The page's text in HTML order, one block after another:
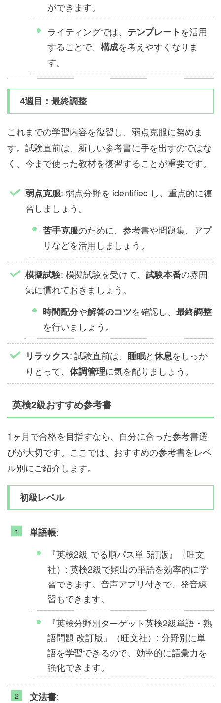
ができます。
ライティングでは、 テンプレートを活用
することで、 構成を考えやすくなりま
す。
4週目：最終調整
これまでの学習内容を復習し、弱点克服に努めま
す。試験直前は、新しい参考書に手を出すのではな
く、今まで使った教材を復習することが重要です。
弱点克服: 弱点分野を identified し、重点的に復
習しましょう。
苦手克服のために、参考書や問題集、アプ
リなどを活用しましょう。
模擬試験: 模擬試験を受けて、 試験本番の雰囲
気に慣れておきましょう。
時間配分や解答のコツを確認し、 最終調整
を行いましょう。
リラックス: 試験直前は、 睡眠と休息をしっか
りとって、 体調管理に気を配りましょう。
英検2級おすすめ参考書
1ヶ月で合格を目指すなら、自分に合った参考書選
びが大切です。ここでは、おすすめの参考書をレベ
ル別にご紹介します。
初級レベル
単語帳:
『英検2級 でる順パス単 5訂版』（旺文
社）: 英検2級で頻出の単語を効率的に学
習できます。音声アプリ付きで、発音練
習もできます。
『英検分野別ターゲット英検2級単語・熟
語問題 改訂版』（旺文社）: 分野別に単
語を学習できるので、効率的に語彙力を
強化できます。
文法書: